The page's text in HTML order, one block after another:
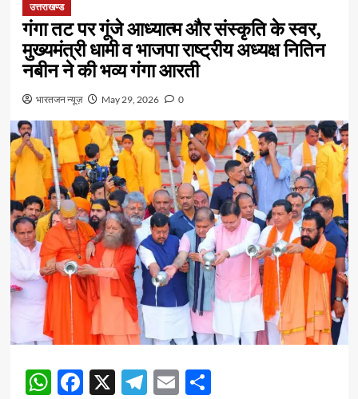
उत्तराखण्ड
गंगा तट पर गूंजे आध्यात्म और संस्कृति के स्वर,
मुख्यमंत्री धामी व भाजपा राष्ट्रीय अध्यक्ष नितिन
नबीन ने की भव्य गंगा आरती
भारतजन न्यूज़ May 29, 2026 0
WhatsApp
Facebook
X Telegram
EmailShare